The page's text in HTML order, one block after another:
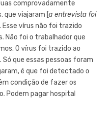
comprovadamente
que viajaram [a entrevista foi
Esse vírus não foi trazido
Não foi o trabalhador que
O vírus foi trazido ao
Só que essas pessoas foram
é que foi detectado o
condição de fazer os
Podem pagar hospital